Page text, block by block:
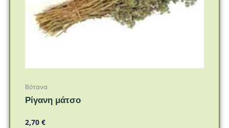
Βότανα
Ρίγανη μάτσο
2,70€